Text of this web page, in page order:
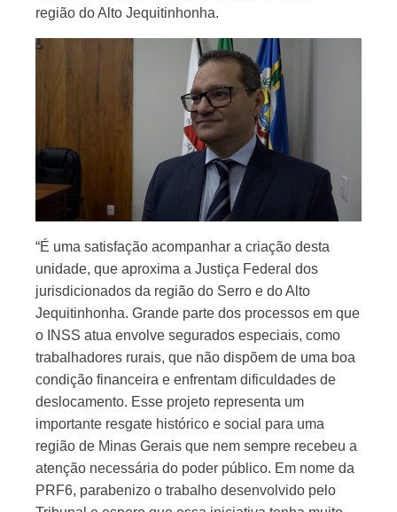
região do Alto Jequitinhonha.
“É uma satisfação acompanhar a criação desta
unidade, que aproxima a Justiça Federal dos
jurisdicionados da região do Serro e do Alto
Jequitinhonha. Grande parte dos processos em que
o INSS atua envolve segurados especiais, como
trabalhadores rurais, que não dispõem de uma boa
condição financeira e enfrentam dificuldades de
deslocamento. Esse projeto representa um
importante resgate histórico e social para uma
região de Minas Gerais que nem sempre recebeu a
atenção necessária do poder público. Em nome da
PRF6, parabenizo o trabalho desenvolvido pelo